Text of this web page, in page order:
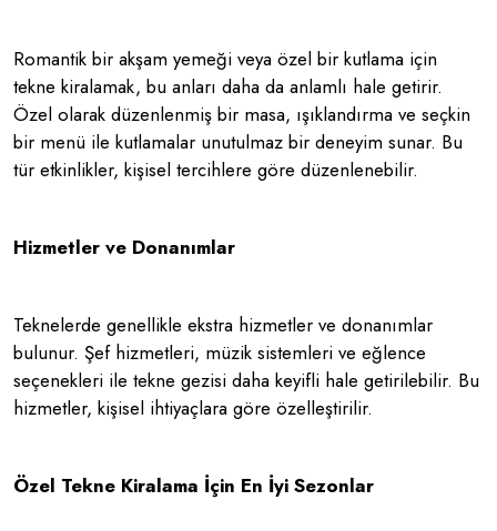
Romantik bir akşam yemeği veya özel bir kutlama için
tekne kiralamak, bu anları daha da anlamlı hale getirir.
Özel olarak düzenlenmiş bir masa, ışıklandırma ve seçkin
bir menü ile kutlamalar unutulmaz bir deneyim sunar. Bu
tür etkinlikler, kişisel tercihlere göre düzenlenebilir.
Hizmetler ve Donanımlar
Teknelerde genellikle ekstra hizmetler ve donanımlar
bulunur. Şef hizmetleri, müzik sistemleri ve eğlence
seçenekleri ile tekne gezisi daha keyifli hale getirilebilir. Bu
hizmetler, kişisel ihtiyaçlara göre özelleştirilir.
Özel Tekne Kiralama İçin En İyi Sezonlar